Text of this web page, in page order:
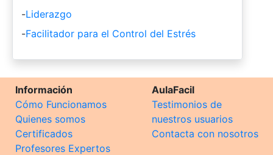
-Liderazgo
-Facilitador para el Control del Estrés
Información
Cómo Funcionamos
Quienes somos
Certificados
Profesores Expertos
AulaFacil
Testimonios de
nuestros usuarios
Contacta con nosotros